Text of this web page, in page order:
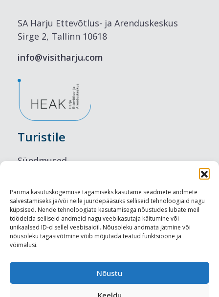
Parima kasutuskogemuse tagamiseks kasutame seadmete andmete
salvestamiseks ja/või neile juurdepääsuks selliseid tehnoloogiaid nagu
küpsised. Nende tehnoloogiate kasutamisega nõustudes lubate meil
töödelda selliseid andmeid nagu veebikasutaja käitumine või
unikaalsed ID-d sellel veebisaidil. Nõusoleku andmata jätmine või
nõusoleku tagasivõtmine võib mõjutada teatud funktsioone ja
võimalusi.
Nõustu
Keeldu
SA Harju Ettevõtlus- ja Arenduskeskus
Sirge 2, Tallinn 10618
info@visitharju.com
Turistile
Sündmused
Maitseelamused
Vaatamisväärsused
Visit Tallinn
Turismiprofessionaalile